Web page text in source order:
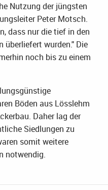
Nutzung der jüngsten
Peter Motsch.
dass nur die tief in den
überliefert wurden." Die
noch bis zu einem
Böden aus Lösslehm
Daher lag der
Siedlungen zu
somit weitere
notwendig.